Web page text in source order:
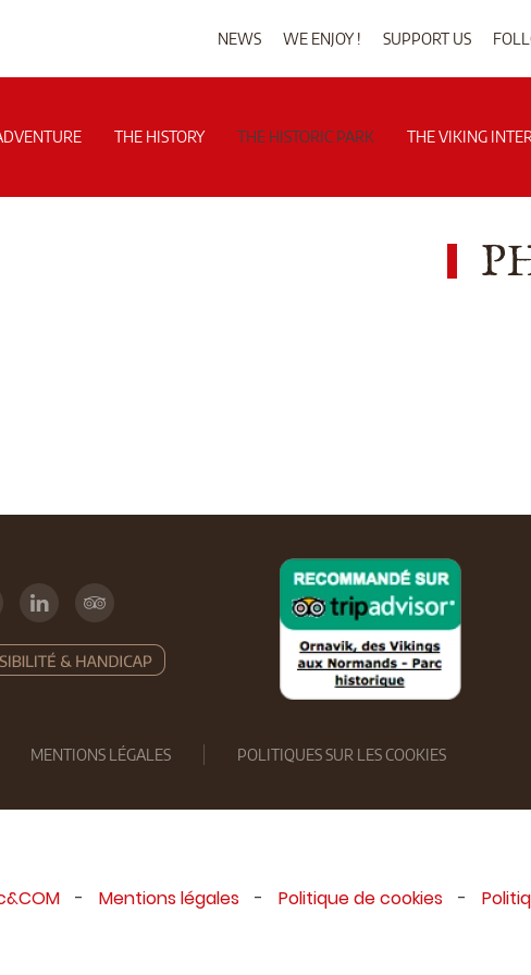
NEWS WE ENJOY ! SUPPORT US
THE HISTORY THE HISTORIC PARK THE VIKING
MENTIONS LÉGALES POLITIQUES SUR LES COOKIES
- Mentions légales - Politique de cookies -